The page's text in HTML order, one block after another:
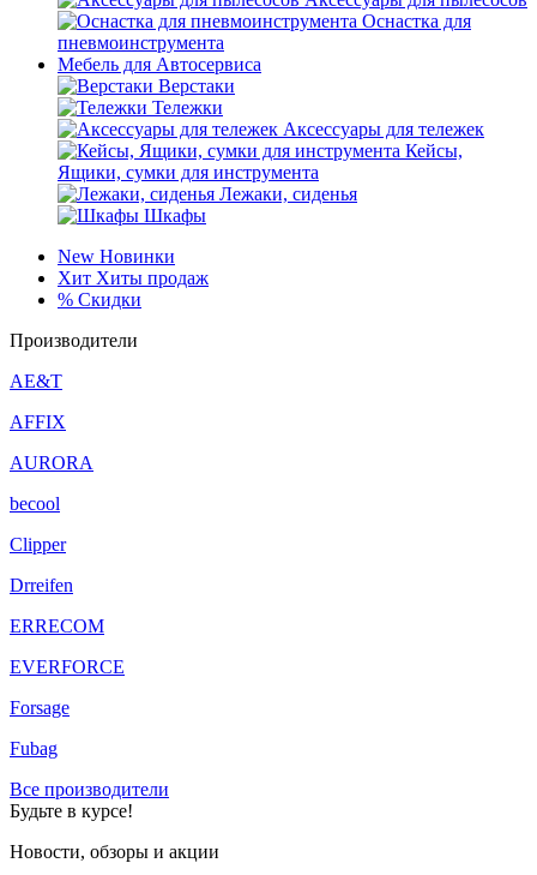
Оснастка для
пневмоинструмента
Мебель для Автосервиса
Верстаки
Тележки
Аксессуары для тележек
Кейсы,
Ящики, сумки для инструмента
Лежаки, сиденья
Шкафы
New Новинки
Хит Хиты продаж
% Скидки
Производители
AE&T
AFFIX
AURORA
becool
Clipper
Drreifen
ERRECOM
EVERFORCE
Forsage
Fubag
Все производители
Будьте в курсе!
Новости, обзоры и акции